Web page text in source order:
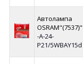
Автолампа
OSRAM"(7537)"
-А-24-
P21/5WBAY15d